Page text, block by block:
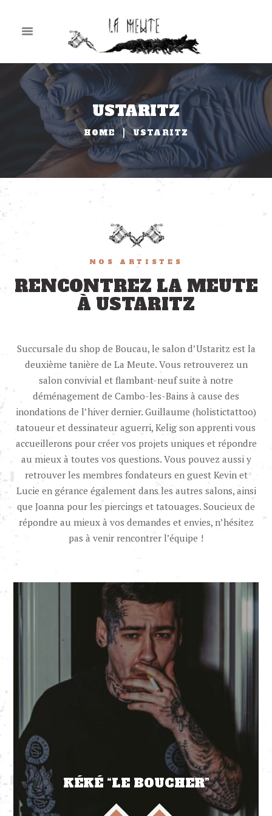
USTARITZ
HOME USTARITZ
NOS ARTISTES
RENCONTREZ LA MEUTE
À USTARITZ
Succursale du shop de Boucau, le salon d’Ustaritz est la
deuxième tanière de La Meute. Vous retrouverez un
salon convivial et flambant-neuf suite à notre
déménagement de Cambo-les-Bains à cause des
inondations de l’hiver dernier. Guillaume (holistictattoo)
tatoueur et dessinateur aguerri, Kelig son apprenti vous
accueillerons pour créer vos projets uniques et répondre
au mieux à toutes vos questions. Vous pouvez aussi y
retrouver les membres fondateurs en guest Kevin et
Lucie en gérance également dans les autres salons, ainsi
que Joanna pour les piercings et tatouages. Soucieux de
répondre au mieux à vos demandes et envies, n’hésitez
pas à venir rencontrer l’équipe !
KÉKÉ “LE BOUCHER”